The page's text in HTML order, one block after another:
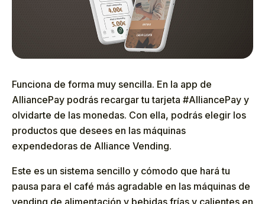
Funciona de forma muy sencilla. En la app de
AlliancePay podrás recargar tu tarjeta #AlliancePay y
olvidarte de las monedas. Con ella, podrás elegir los
productos que desees en las máquinas
expendedoras de Alliance Vending.
Este es un sistema sencillo y cómodo que hará tu
pausa para el café más agradable en las máquinas de
vending de alimentación y bebidas frías y calientes en